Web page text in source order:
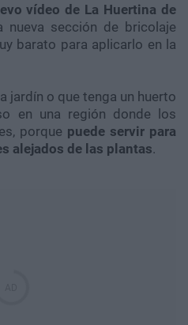
vídeo de La Huertina de
sección de bricolaje
barato para aplicarlo en la
jardín o que tenga un huerto
en una región donde los
porque puede servir para
alejados de las plantas.